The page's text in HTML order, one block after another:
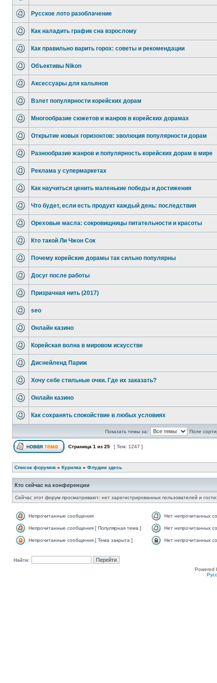
Русское лото разоблачение
Как наладить график сна взрослому
Как правильно варить горох: советы и рекомендации
Объективы Nikon
Аксессуары для кальянов
Взлет популярности корейских дорам
Многообразие сюжетов и жанров в корейских дорамах
Открытие новых горизонтов: эволюция популярности дорам
Разнообразие жанров и популярность корейских дорам в мире
Реклама у супермаркетах
Как научиться ценить маленькие победы и достижения
Что будет, если есть продукт каждый день: последствия
Ореховые масла: сокровищницы питательности и красоты
Кто такой Ли Чжон Сок
Почему корейские дорамы так сильно популярны
Досуг после работы
Призрачная нить (2017)
seo
Онлайн казино
Корейская волна в мировом искусстве
Диснейленд Париж
Хочу себе стильные очки. Где их заказать?
Онлайн казино
Как сохранять спокойствие в любых условиях
Показать темы за: Поле
Страница 1 из 25 [ Тем: 1247 ]
Список форумов » Курилка » Флудим здесь
Кто сейчас на конференции
Сейчас этот форум просматривают: нет зарегистрированных пользователей и
Непрочитанные сообщения Нет непрочитанных
Непрочитанные сообщения [ Популярная тема ] Нет непрочитанных
Непрочитанные сообщения [ Тема закрыта ] Нет непрочитанных
Найти:
Powered